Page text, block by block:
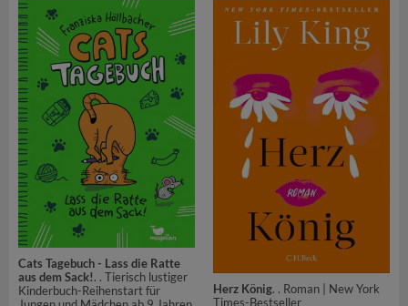
Cats Tagebuch - Lass die Ratte
aus dem Sack!. . Tierisch lustiger
Kinderbuch-Reihenstart für
Herz König. . Roman | New York
Times-Bestseller